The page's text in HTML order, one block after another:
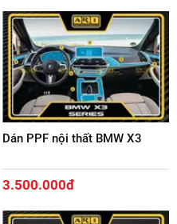
Dán PPF nội thất BMW X3
3.500.000đ